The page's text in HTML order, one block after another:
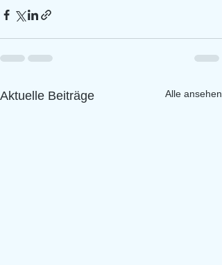
Aktuelle Beiträge Alle ansehen